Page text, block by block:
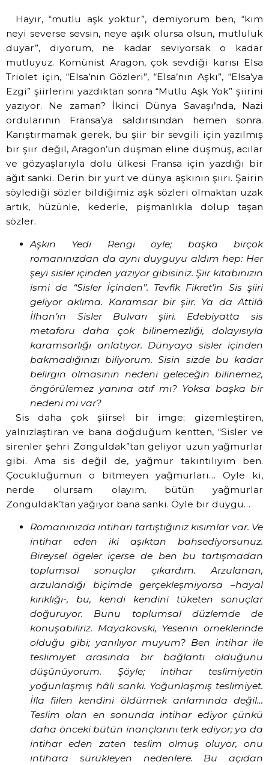
Hayır, “mutlu aşk yoktur”, demiyorum ben, “kim
neyi severse sevsin, neye aşık olursa olsun, mutluluk
duyar”, diyorum, ne kadar seviyorsak o kadar
mutluyuz. Komünist Aragon, çok sevdiği karısı Elsa
Triolet için, “Elsa’nın Gözleri”, “Elsa’nın Aşkı”, “Elsa’ya
Ezgi” şiirlerini yazdıktan sonra “Mutlu Aşk Yok” şiirini
yazıyor. Ne zaman? İkinci Dünya Savaşı’nda, Nazi
ordularının Fransa’ya saldırısından hemen sonra.
Karıştırmamak gerek, bu şiir bir sevgili için yazılmış
bir şiir değil, Aragon’un düşman eline düşmüş, acılar
ve gözyaşlarıyla dolu ülkesi Fransa için yazdığı bir
ağıt sanki. Derin bir yurt ve dünya aşkının şiiri. Şairin
söylediği sözler bildiğimiz aşk sözleri olmaktan uzak
artık, hüzünle, kederle, pişmanlıkla dolup taşan
sözler.
Aşkın Yedi Rengi öyle; başka birçok
romanınızdan da aynı duyguyu aldım hep: Her
şeyi sisler içinden yazıyor gibisiniz. Şiir kitabınızın
ismi de “Sisler İçinden”. Tevfik Fikret’in Sis şiiri
geliyor aklıma. Karamsar bir şiir. Ya da Attilâ
İlhan’ın Sisler Bulvarı şiiri. Edebiyatta sis
metaforu daha çok bilinemezliği, dolayısıyla
karamsarlığı anlatıyor. Dünyaya sisler içinden
bakmadığınızı biliyorum. Sisin sizde bu kadar
belirgin olmasının nedeni geleceğin bilinemez,
öngörülemez yanına atıf mı? Yoksa başka bir
nedeni mi var?
Sis daha çok şiirsel bir imge; gizemleştiren,
yalnızlaştıran ve bana doğduğum kentten, “Sisler ve
sirenler şehri Zonguldak”tan geliyor uzun yağmurlar
gibi. Ama sis değil de, yağmur takıntılıyım ben.
Çocukluğumun o bitmeyen yağmurları… Öyle ki,
nerde olursam olayım, bütün yağmurlar
Zonguldak’tan yağıyor bana sanki. Öyle bir duygu…
Romanınızda intiharı tartıştığınız kısımlar var. Ve
intihar eden iki aşıktan bahsediyorsunuz.
Bireysel ögeler içerse de ben bu tartışmadan
toplumsal sonuçlar çıkardım. Arzulanan,
arzulandığı biçimde gerçekleşmiyorsa –hayal
kırıklığı-, bu, kendi kendini tüketen sonuçlar
doğuruyor. Bunu toplumsal düzlemde de
konuşabiliriz. Mayakovski, Yesenin örneklerinde
olduğu gibi; yanılıyor muyum? Ben intihar ile
teslimiyet arasında bir bağlantı olduğunu
düşünüyorum. Şöyle; intihar teslimiyetin
yoğunlaşmış hâli sanki. Yoğunlaşmış teslimiyet.
İlla fiilen kendini öldürmek anlamında değil…
Teslim olan en sonunda intihar ediyor çünkü
daha önceki bütün inançlarını terk ediyor; ya da
intihar eden zaten teslim olmuş oluyor, onu
intihara sürükleyen nedenlere. Bu açıdan